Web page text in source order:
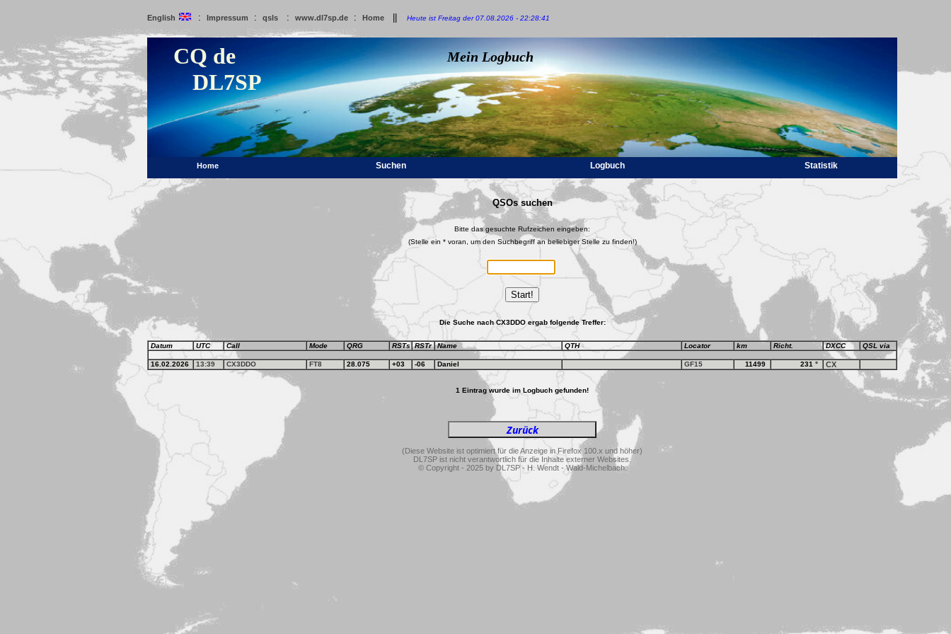
English : Impressum : qsls : www.dl7sp.de : Home Heute ist Freitag der 07.08.2026 - 22:28:41
CQ de
DL7SP
Mein Logbuch
Home Suchen Logbuch Statistik
QSOs suchen
Bitte das gesuchte Rufzeichen eingeben:
(Stelle ein * voran, um den Suchbegriff an beliebiger Stelle zu finden!)
Start!
Die Suche nach CX3DDO ergab folgende Treffer:
Datum UTC Call Mode QRG RSTs RSTr Name QTH Locator km Richt. DXCC QSL via
16.02.2026 13:39 CX3DDO FT8 28.075 +03 -06 Daniel GF15 11499 231 ° CX
1 Eintrag wurde im Logbuch gefunden!
(Diese Website ist optimiert für die Anzeige in Firefox 100.x und höher)
DL7SP ist nicht verantwortlich für die Inhalte externer Websites.
© Copyright - 2025 by DL7SP - H. Wendt - Wald-Michelbach.